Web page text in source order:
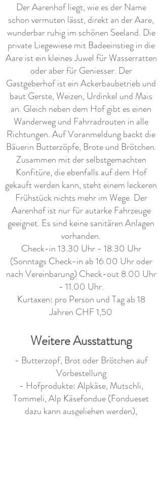
Der Aarenhof liegt, wie es der Name
schon vermuten lässt, direkt an der Aare,
wunderbar ruhig im schönen Seeland. Die
private Liegewiese mit Badeeinstieg in die
Aare ist ein kleines Juwel für Wasserratten
oder aber für Geniesser. Der
Gastgeberhof ist ein Ackerbaubetrieb und
baut Gerste, Weizen, Urdinkel und Mais
an. Gleich neben dem Hof gibt es einen
Wanderweg und Fahrradrouten in alle
Richtungen. Auf Voranmeldung backt die
Bäuerin Butterzöpfe, Brote und Brötchen.
Zusammen mit der selbstgemachten
Konfitüre, die ebenfalls auf dem Hof
gekauft werden kann, steht einem leckeren
Frühstück nichts mehr im Wege. Der
Aarenhof ist nur für autarke Fahrzeuge
geeignet. Es sind keine sanitären Anlagen
vorhanden.
Check-in 13.30 Uhr - 18.30 Uhr
(Sonntags Check-in ab 16.00 Uhr oder
nach Vereinbarung) Check-out 8.00 Uhr
- 11.00 Uhr.
Kurtaxen: pro Person und Tag ab 18
Jahren CHF 1,50
Weitere Ausstattung
- Butterzopf, Brot oder Brötchen auf
Vorbestellung
- Hofprodukte: Alpkäse, Mutschli,
Tommeli, Alp Käsefondue (Fondueset
dazu kann ausgeliehen werden),